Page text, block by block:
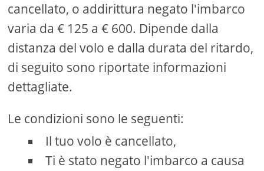
cancellato, o addirittura negato l'imbarco
varia da € 125 a € 600. Dipende dalla
distanza del volo e dalla durata del ritardo,
di seguito sono riportate informazioni
dettagliate.
Le condizioni sono le seguenti:
Il tuo volo è cancellato,
Ti è stato negato l'imbarco a causa